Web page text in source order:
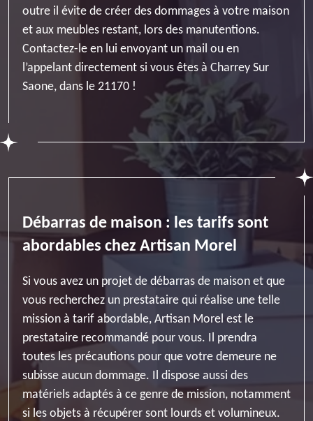
outre il évite de créer des dommages à votre maison
et aux meubles restant, lors des manutentions.
Contactez-le en lui envoyant un mail ou en
l’appelant directement si vous êtes à Charrey Sur
Saone, dans le 21170 !
Débarras de maison : les tarifs sont
abordables chez Artisan Morel
Si vous avez un projet de débarras de maison et que
vous recherchez un prestataire qui réalise une telle
mission à tarif abordable, Artisan Morel est le
prestataire recommandé pour vous. Il prendra
toutes les précautions pour que votre demeure ne
subisse aucun dommage. Il dispose aussi des
matériels adaptés à ce genre de mission, notamment
si les objets à récupérer sont lourds et volumineux.